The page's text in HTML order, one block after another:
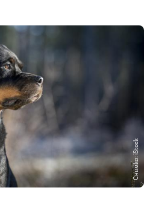
Снимка: iStock